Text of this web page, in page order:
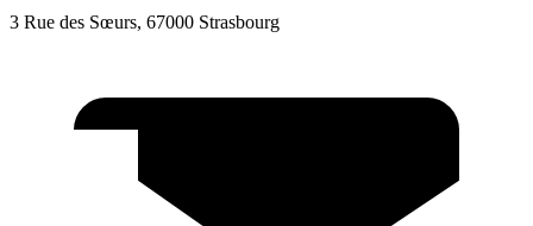
3 Rue des Sœurs, 67000 Strasbourg